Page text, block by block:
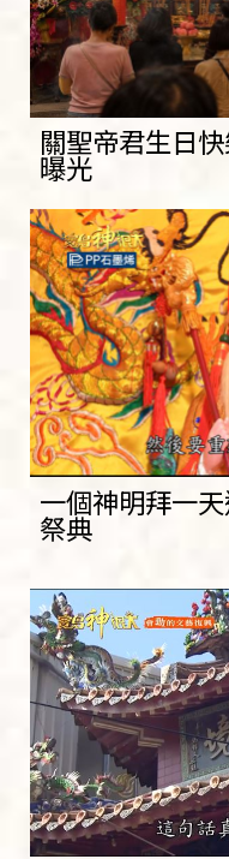
關聖帝君生日
曝光
一個神明拜一
祭典